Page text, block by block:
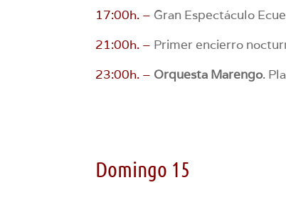
17:00h. – Gran Espectáculo
21:00h. – Primer encierro
23:00h. – Orquesta Marengo.
Domingo 15